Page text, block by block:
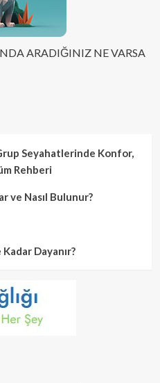
ARADIĞINIZ NE VARSA
Seyahatlerinde Konfor,
Rehberi
ve Nasıl Bulunur?
Dayanır?